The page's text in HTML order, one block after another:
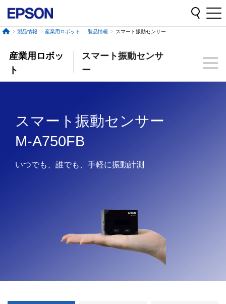
製品情報 産業用ロボット 製品情報 スマート振動センサー
産業用ロボッ
ト
スマート振動センサ
ー
スマート振動センサー
M-A750FB
いつでも、誰でも、手軽に振動計測